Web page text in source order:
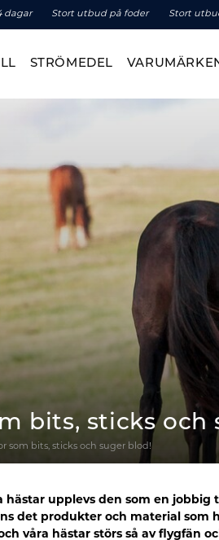
dagar Stort utbud på foder Stort
STRÖMEDEL
bits, sticks och
som bits, sticks och suger blod!
upplevs den som en jobbig
det produkter och material som
våra hästar störs så av flygfän